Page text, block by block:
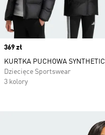
Price
369 zł
KURTKA PUCHOWA SYNTHETIC
Dziecięce Sportswear
3 kolory